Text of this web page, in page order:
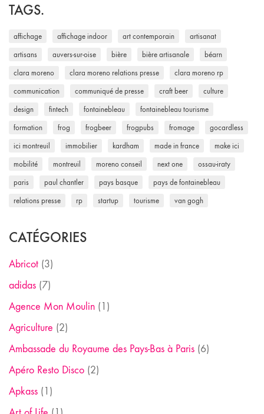
TAGS.
affichage affichage indoor art contemporain artisanat
artisans auvers-sur-oise bière bière artisanale béarn
clara moreno clara moreno relations presse clara moreno rp
communication communiqué de presse craft beer culture
design fintech fontainebleau fontainebleau tourisme
formation frog frogbeer frogpubs fromage gocardless
ici montreuil immobilier kardham made in france make ici
mobilité montreuil moreno conseil next one ossau-iraty
paris paul chantler pays basque pays de fontainebleau
relations presse rp startup tourisme van gogh
CATÉGORIES
Abricot (3)
adidas (7)
Agence Mon Moulin (1)
Agriculture (2)
Ambassade du Royaume des Pays-Bas à Paris (6)
Apéro Resto Disco (2)
Apkass (1)